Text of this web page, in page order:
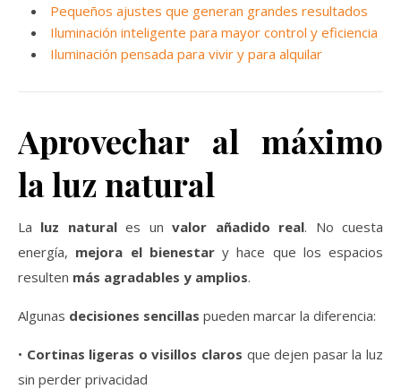
Pequeños ajustes que generan grandes resultados
Iluminación inteligente para mayor control y eficiencia
Iluminación pensada para vivir y para alquilar
Aprovechar al máximo
la luz natural
La luz naturales unvalor añadido real. No cuesta
energía, mejora el bienestary hace que los espacios
resulten más agradables y amplios.
Algunas decisiones sencillas pueden marcar la diferencia:
• Cortinas ligeras o visillos claros que dejen pasar la luz
sin perder privacidad